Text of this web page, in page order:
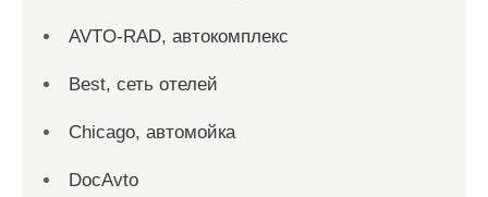
AVTO-RAD, автокомплекс
Best, сеть отелей
Chicago, автомойка
DocAvto